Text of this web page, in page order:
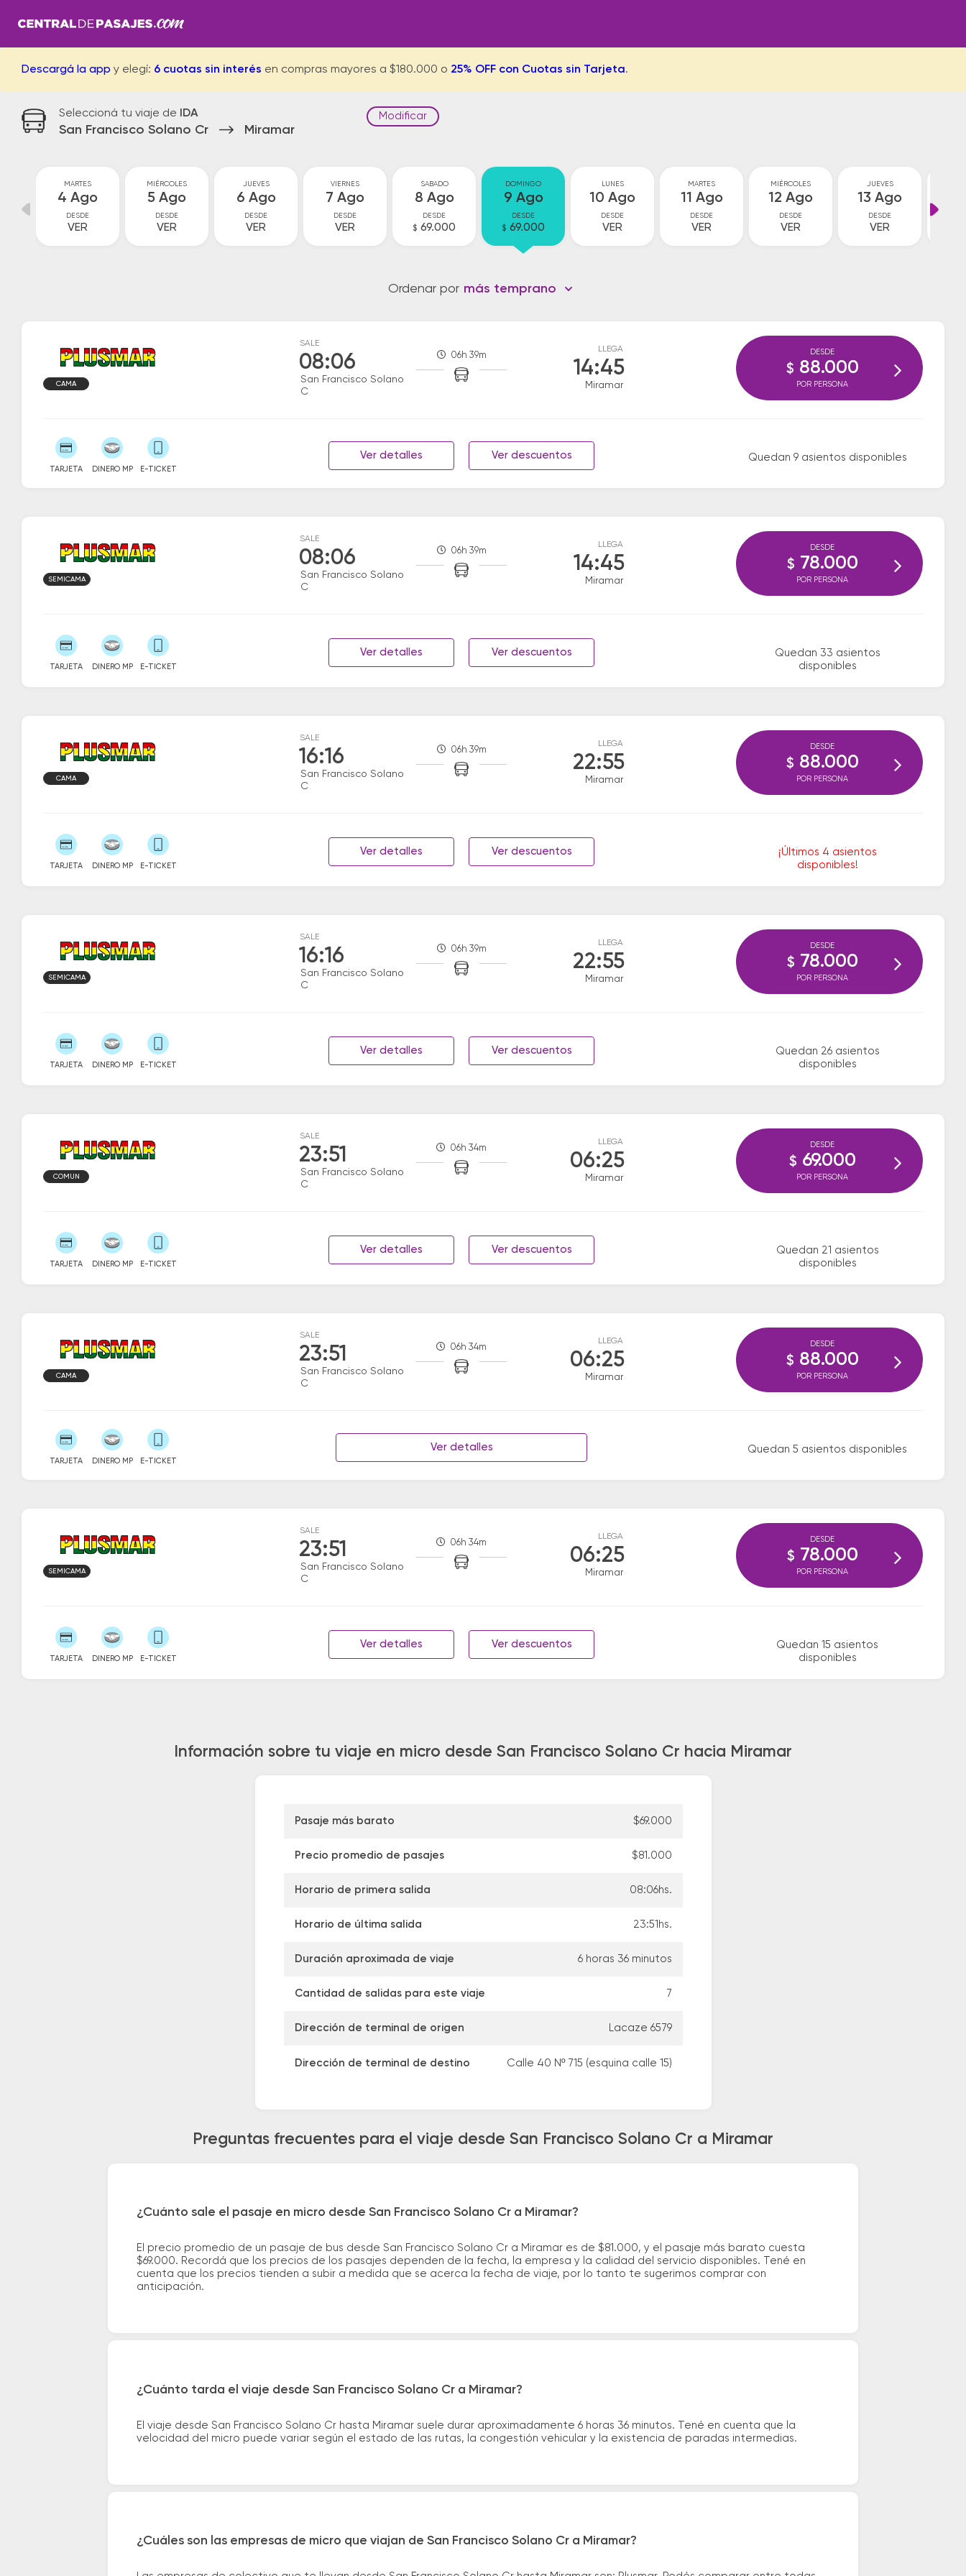
Descargá la app y elegí: 6 cuotas sin interés en compras mayores a $180.000 o 25% OFF con Cuotas sin Tarjeta.
Seleccioná tu viaje de IDA
San Francisco Solano Cr Miramar
Modificar
MARTES
4 Ago
DESDE
VER
MIÉRCOLES
5 Ago
DESDE
VER
JUEVES
6 Ago
DESDE
VER
VIERNES
7 Ago
DESDE
VER
SABADO
8 Ago
DESDE
$ 69.000
DOMINGO
9 Ago
DESDE
$ 69.000
LUNES
10 Ago
DESDE
VER
MARTES
11 Ago
DESDE
VER
MIÉRCOLES
12 Ago
DESDE
VER
JUEVES
13 Ago
DESDE
VER
Ordenar por más temprano
SALE
08:06
San Francisco Solano
C
06h 39m
LLEGA
14:45
Miramar
CAMA
TARJETA DINERO MP E-TICKET
Ver detalles Ver descuentos Quedan 9 asientos disponibles
DESDE
$ 88.000
POR PERSONA
SALE
08:06
San Francisco Solano
C
06h 39m
LLEGA
14:45
Miramar
SEMICAMA
TARJETA DINERO MP E-TICKET
Ver detalles Ver descuentos
Quedan 33 asientos
disponibles
DESDE
$ 78.000
POR PERSONA
SALE
16:16
San Francisco Solano
C
06h 39m
LLEGA
22:55
Miramar
CAMA
TARJETA DINERO MP E-TICKET
Ver detalles Ver descuentos
¡Últimos 4 asientos
disponibles!
DESDE
$ 88.000
POR PERSONA
SALE
16:16
San Francisco Solano
C
06h 39m
LLEGA
22:55
Miramar
SEMICAMA
TARJETA DINERO MP E-TICKET
Ver detalles Ver descuentos
Quedan 26 asientos
disponibles
DESDE
$ 78.000
POR PERSONA
SALE
23:51
San Francisco Solano
C
06h 34m
LLEGA
06:25
Miramar
COMUN
TARJETA DINERO MP E-TICKET
Ver detalles Ver descuentos
Quedan 21 asientos
disponibles
DESDE
$ 69.000
POR PERSONA
SALE
23:51
San Francisco Solano
C
06h 34m
LLEGA
06:25
Miramar
CAMA
TARJETA DINERO MP E-TICKET
Ver detalles Quedan 5 asientos disponibles
DESDE
$ 88.000
POR PERSONA
SALE
23:51
San Francisco Solano
C
06h 34m
LLEGA
06:25
Miramar
SEMICAMA
TARJETA DINERO MP E-TICKET
Ver detalles Ver descuentos
Quedan 15 asientos
disponibles
DESDE
$ 78.000
POR PERSONA
Información sobre tu viaje en micro desde San Francisco Solano Cr hacia Miramar
Pasaje más barato $69.000
Precio promedio de pasajes $81.000
Horario de primera salida 08:06hs.
Horario de última salida 23:51hs.
Duración aproximada de viaje 6 horas 36 minutos
Cantidad de salidas para este viaje 7
Dirección de terminal de origen Lacaze 6579
Dirección de terminal de destino Calle 40 Nº 715 (esquina calle 15)
Preguntas frecuentes para el viaje desde San Francisco Solano Cr a Miramar
¿Cuánto sale el pasaje en micro desde San Francisco Solano Cr a Miramar?
El precio promedio de un pasaje de bus desde San Francisco Solano Cr a Miramar es de $81.000, y el pasaje más barato cuesta
$69.000. Recordá que los precios de los pasajes dependen de la fecha, la empresa y la calidad del servicio disponibles. Tené en
cuenta que los precios tienden a subir a medida que se acerca la fecha de viaje, por lo tanto te sugerimos comprar con
anticipación.
¿Cuánto tarda el viaje desde San Francisco Solano Cr a Miramar?
El viaje desde San Francisco Solano Cr hasta Miramar suele durar aproximadamente 6 horas 36 minutos. Tené en cuenta que la
velocidad del micro puede variar según el estado de las rutas, la congestión vehicular y la existencia de paradas intermedias.
¿Cuáles son las empresas de micro que viajan de San Francisco Solano Cr a Miramar?